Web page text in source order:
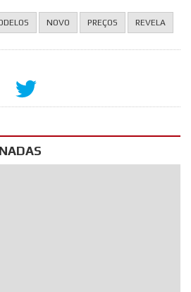
NOVO PREÇOS REVELA